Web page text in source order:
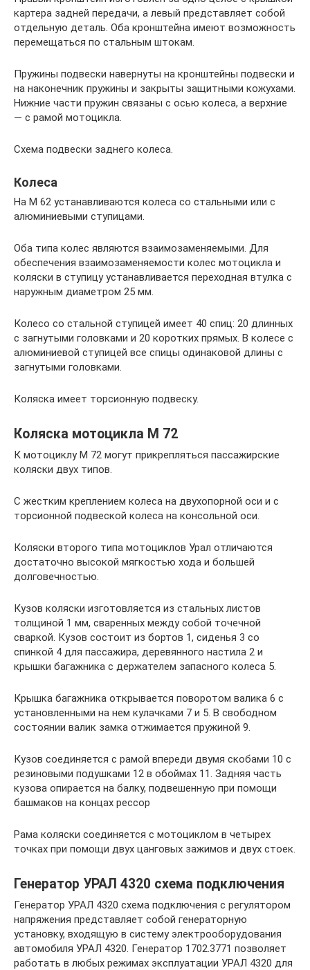
картера задней передачи, а левый представляет собой
отдельную деталь. Оба кронштейна имеют возможность
перемещаться по стальным штокам.
Пружины подвески навернуты на кронштейны подвески и
на наконечник пружины и закрыты защитными кожухами.
Нижние части пружин связаны с осью колеса, а верхние
— с рамой мотоцикла.
Схема подвески заднего колеса.
Колеса
На М 62 устанавливаются колеса со стальными или с
алюминиевыми ступицами.
Оба типа колес являются взаимозаменяемыми. Для
обеспечения взаимозаменяемости колес мотоцикла и
коляски в ступицу устанавливается переходная втулка с
наружным диаметром 25 мм.
Колесо со стальной ступицей имеет 40 спиц: 20 длинных
с загнутыми головками и 20 коротких прямых. В колесе с
алюминиевой ступицей все спицы одинаковой длины с
загнутыми головками.
Коляска имеет торсионную подвеску.
Коляска мотоцикла М 72
К мотоциклу М 72 могут прикрепляться пассажирские
коляски двух типов.
С жестким креплением колеса на двухопорной оси и с
торсионной подвеской колеса на консольной оси.
Коляски второго типа мотоциклов Урал отличаются
достаточно высокой мягкостью хода и большей
долговечностью.
Кузов коляски изготовляется из стальных листов
толщиной 1 мм, сваренных между собой точечной
сваркой. Кузов состоит из бортов 1, сиденья 3 со
спинкой 4 для пассажира, деревянного настила 2 и
крышки багажника с держателем запасного колеса 5.
Крышка багажника открывается поворотом валика 6 с
установленными на нем кулачками 7 и 5. В свободном
состоянии валик замка отжимается пружиной 9.
Кузов соединяется с рамой впереди двумя скобами 10 с
резиновыми подушками 12 в обоймах 11. Задняя часть
кузова опирается на балку, подвешенную при помощи
башмаков на концах рессор
Рама коляски соединяется с мотоциклом в четырех
точках при помощи двух цанговых зажимов и двух стоек.
Генератор УРАЛ 4320 схема подключения
Генератор УРАЛ 4320 схема подключения с регулятором
напряжения представляет собой генераторную
установку, входящую в систему электрооборудования
автомобиля УРАЛ 4320. Генератор 1702.3771 позволяет
работать в любых режимах эксплуатации УРАЛ 4320 для